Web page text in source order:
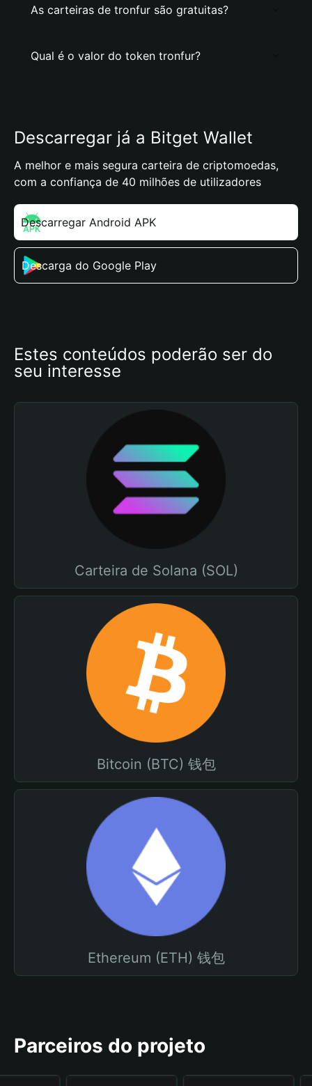
As carteiras de tronfur são gratuitas?
Qual é o valor do token tronfur?
Descarregar já a Bitget Wallet
A melhor e mais segura carteira de criptomoedas,
com a confiança de 40 milhões de utilizadores
Descarregar Android APK
Descarga do Google Play
Estes conteúdos poderão ser do
seu interesse
Carteira de Solana (SOL)
Bitcoin (BTC) 钱包
Ethereum (ETH) 钱包
Parceiros do projeto